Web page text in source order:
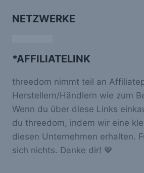
NETZWERKE
*AFFILIATELINK
threedom nimmt teil an
Herstellern/Händlern wie zum
Wenn du über diese Links
du threedom, indem wir eine
diesen Unternehmen erhalten.
sich nichts. Danke dir! 💙